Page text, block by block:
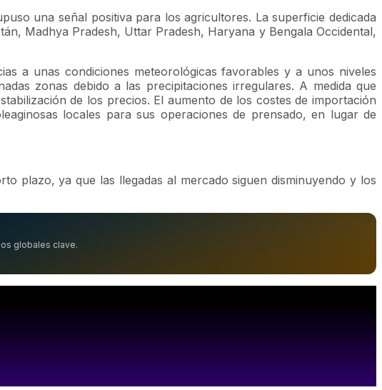
una señal positiva para los agricultores. La superficie dedicada
Madhya Pradesh, Uttar Pradesh, Haryana y Bengala Occidental,
a unas condiciones meteorológicas favorables y a unos niveles
zonas debido a las precipitaciones irregulares. A medida que
de los precios. El aumento de los costes de importación
locales para sus operaciones de prensado, en lugar de
plazo, ya que las llegadas al mercado siguen disminuyendo y los
globales clave.